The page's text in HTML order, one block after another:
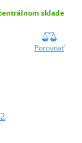
sklade
Porovnať